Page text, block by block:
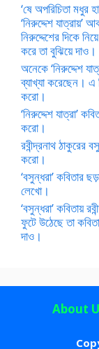
‘ষে অপরিচিতা মধুর
‘নিরুদ্দেশ
নিরুদ্দেশের দিকে
করে তা বুঝিয়ে দাও।
অনেকে ‘নিরুদ্দেশ
ব্যাখ্যা করেছেন। এ
করো।
‘নিরুদ্দেশ যাত্রা’
করো।
রবীন্দ্রনাথ ঠাকুরের
করো।
‘বসুন্ধরা’ কবিতার
লেখো।
‘বসুন্ধরা’ কবিতায়
ফুটে উঠেছে তা
দাও।
About